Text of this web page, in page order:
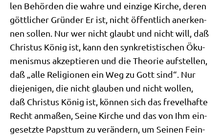
len Behör­den die wah­re und ein­zi­ge Kir­che, deren
gött­li­cher Grün­der Er ist, nicht öffent­lich aner­ken­
nen sol­len. Nur wer nicht glaubt und nicht will, daß
Chri­stus König ist, kann den syn­kre­ti­sti­schen Öku­
me­nis­mus akzep­tie­ren und die Theo­rie auf­stel­len,
daß „alle Reli­gio­nen ein Weg zu Gott sind“. Nur
die­je­ni­gen, die nicht glau­ben und nicht wol­len,
daß Chri­stus König ist, kön­nen sich das fre­vel­haf­te
Recht anma­ßen, Sei­ne Kir­che und das von Ihm ein­
ge­setz­te Papst­tum zu ver­än­dern, um Sei­nen Fein­